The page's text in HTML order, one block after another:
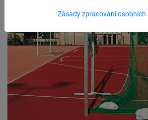
Zásady zpracování osobních